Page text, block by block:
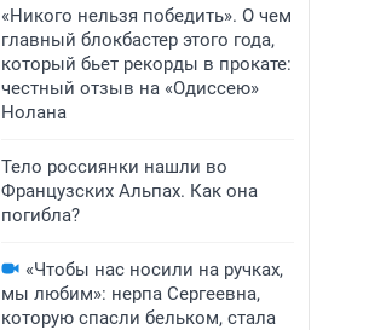
«Никого нельзя победить». О чем
главный блокбастер этого года,
который бьет рекорды в прокате:
честный отзыв на «Одиссею»
Нолана
Тело россиянки нашли во
Французских Альпах. Как она
погибла?
«Чтобы нас носили на ручках,
мы любим»: нерпа Сергеевна,
которую спасли бельком, стала